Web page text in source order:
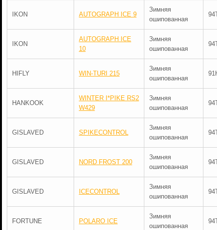
IKON AUTOGRAPH ICE 9
Зимняя
ошипованная
IKON
AUTOGRAPH ICE
10
Зимняя
ошипованная
HIFLY WIN-TURI 215
Зимняя
ошипованная
HANKOOK
WINTER I*PIKE RS2
W429
Зимняя
ошипованная
GISLAVED SPIKECONTROL
Зимняя
ошипованная
GISLAVED NORD FROST 200
Зимняя
ошипованная
GISLAVED ICECONTROL
Зимняя
ошипованная
FORTUNE POLARO ICE
Зимняя
ошипованная